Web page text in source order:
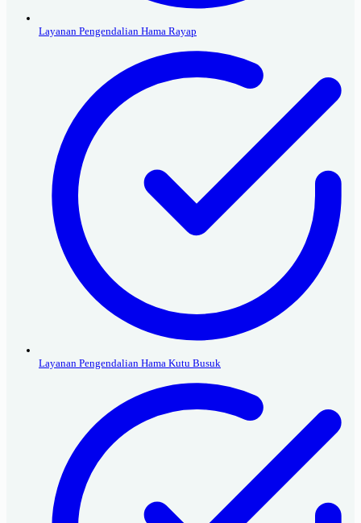
Layanan Pengendalian Hama Rayap
Layanan Pengendalian Hama Kutu Busuk